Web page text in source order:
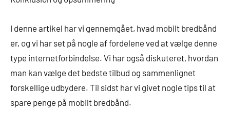
I denne artikel har vi gennemgået, hvad mobilt bredbånd
er, og vi har set på nogle af fordelene ved at vælge denne
type internetforbindelse. Vi har også diskuteret, hvordan
man kan vælge det bedste tilbud og sammenlignet
forskellige udbydere. Til sidst har vi givet nogle tips til at
spare penge på mobilt bredbånd.